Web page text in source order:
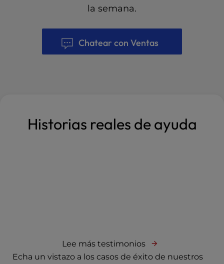
la semana.
Chatear con Ventas
Historias reales de ayuda
Lee más testimonios
Echa un vistazo a los casos de éxito de nuestros